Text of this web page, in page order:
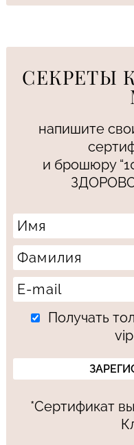
СЕКРЕТЫ
напишите
и брошюру
Получать
*Сертификат